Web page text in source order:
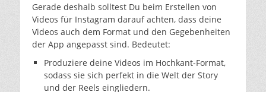
Gerade deshalb solltest Du beim Erstellen von
Videos für Instagram darauf achten, dass deine
Videos auch dem Format und den Gegebenheiten
der App angepasst sind. Bedeutet:
Produziere deine Videos im Hochkant-Format,
sodass sie sich perfekt in die Welt der Story
und der Reels eingliedern.